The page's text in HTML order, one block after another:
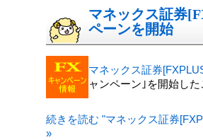
マネックス証券
ペーンを開始
マネックス証券
ャンペーン｣を開始し
続きを読む "マネックス証券
»